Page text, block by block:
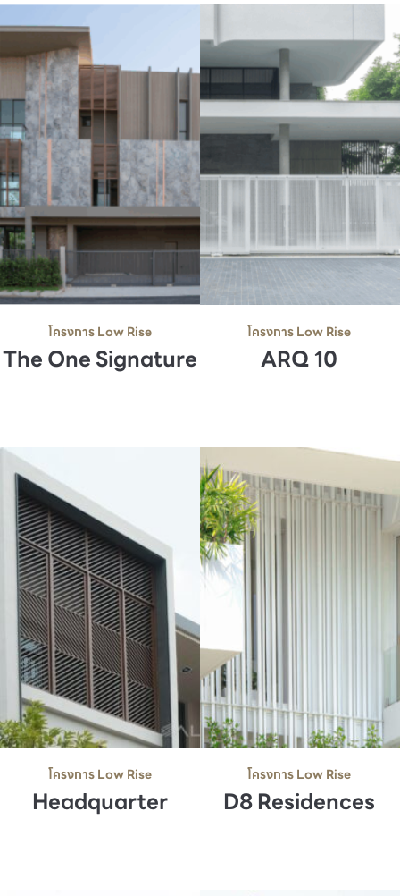
โครงการ Low Rise
The One Signature
โครงการ Low Rise
ARQ 10
โครงการ Low Rise
Headquarter
โครงการ Low Rise
D8 Residences